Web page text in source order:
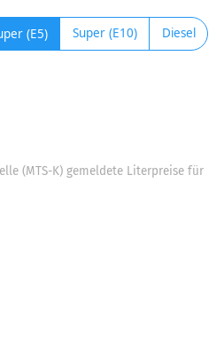
(E5) Super (E10) Diesel
(MTS-K) gemeldete Literpreise für